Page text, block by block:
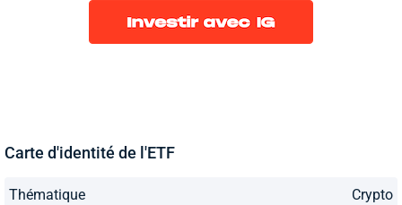
Carte d'identité de l'ETF
Thématique Crypto